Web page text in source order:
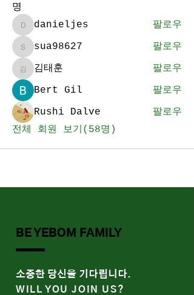
명
danieljes
danieljes 팔로우
sua98627
sua98627 팔로우
김태훈김태훈
팔로우
Bert Gil
팔로우
Rushi Dalve
팔로우
전체 회원 보기(58명)
BE YEBOM FAMILY
​소중한 당신을 기다립니다.
WILL YOU JOIN US?